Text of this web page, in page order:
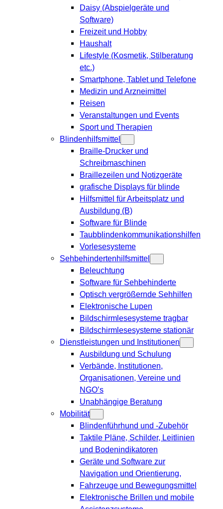
Daisy (Abspielgeräte und
Software)
Freizeit und Hobby
Haushalt
Lifestyle (Kosmetik, Stilberatung
etc.)
Smartphone, Tablet und Telefone
Medizin und Arzneimittel
Reisen
Veranstaltungen und Events
Sport und Therapien
Blindenhilfsmittel
Braille-Drucker und
Schreibmaschinen
Braillezeilen und Notizgeräte
grafische Displays für blinde
Hilfsmittel für Arbeitsplatz und
Ausbildung (B)
Software für Blinde
Taubblindenkommunikationshilfen
Vorlesesysteme
Sehbehindertenhilfsmittel
Beleuchtung
Software für Sehbehinderte
Optisch vergrößernde Sehhilfen
Elektronische Lupen
Bildschirmlesesysteme tragbar
Bildschirmlesesysteme stationär
Dienstleistungen und Institutionen
Ausbildung und Schulung
Verbände, Institutionen,
Organisationen, Vereine und
NGO’s
Unabhängige Beratung
Mobilität
Blindenführhund und -Zubehör
Taktile Pläne, Schilder, Leitlinien
und Bodenindikatoren
Geräte und Software zur
Navigation und Orientierung,
Fahrzeuge und Bewegungsmittel
Elektronische Brillen und mobile